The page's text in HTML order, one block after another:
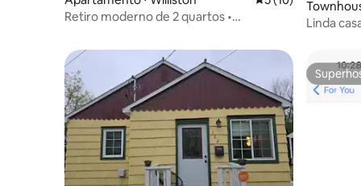
Retiro moderno de 2 quartos •
Linda